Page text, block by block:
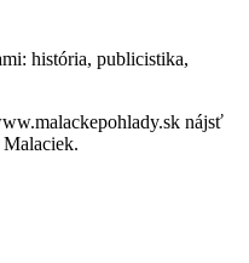
história, publicistika,
nájsť